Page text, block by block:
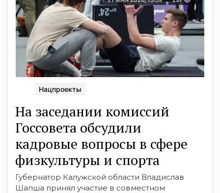
Нацпроекты
На заседании комиссий
Госсовета обсудили
кадровые вопросы в сфере
физкультуры и спорта
Губернатор Калужской области Владислав
Шапша принял участие в совместном